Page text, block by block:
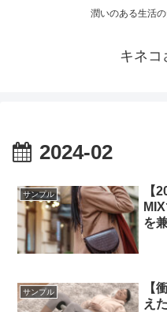
潤いのある生活
キネコ
2024-02
サンプル
【
を
サンプル
【
え